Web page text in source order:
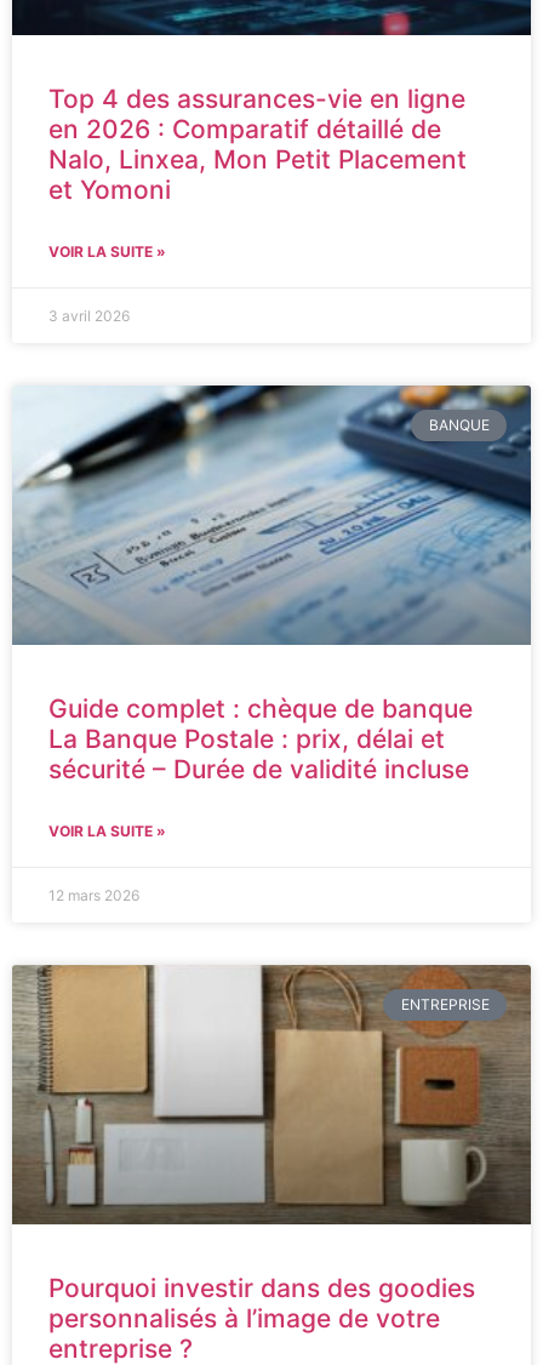
Top 4 des assurances-vie en ligne
en 2026 : Comparatif détaillé de
Nalo, Linxea, Mon Petit Placement
et Yomoni
VOIR LA SUITE »
3 avril 2026
BANQUE
Guide complet : chèque de banque
La Banque Postale : prix, délai et
sécurité – Durée de validité incluse
VOIR LA SUITE »
12 mars 2026
ENTREPRISE
Pourquoi investir dans des goodies
personnalisés à l’image de votre
entreprise ?